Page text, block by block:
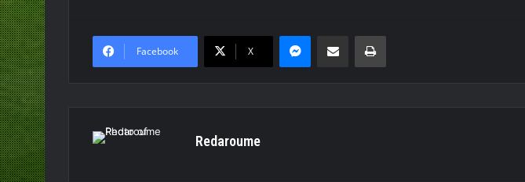
Facebook X
MessengerΚοινοποίηση μέσω ηλεκτρονικού ταχυδρομείουΕκτύπωση
Redaroume